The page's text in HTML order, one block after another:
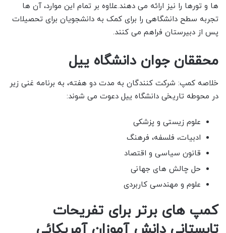
ها و تورها را نیز ارائه می دهند.علاوه بر تمام این موارد، آن ها
تجربه سطح دانشگاهی را برای کمک به دانشجویان برای تحصیلات
پس از دبیرستان فراهم می کنند.
محققان جوان دانشگاه ییل
خلاصه کمپ: شرکت کنندگان به مدت دو هفته، به برنامه غنی زیر
در محوطه تاریخی دانشگاه ییل دعوت می شوند:
علوم زیستی و پزشکی
ادبیات، فلسفه، فرهنگ
قانون سیاسی و اقتصاد
حل چالش های جهانی
علوم و مهندسی کاربردی
کمپ های برتر برای تفریحات